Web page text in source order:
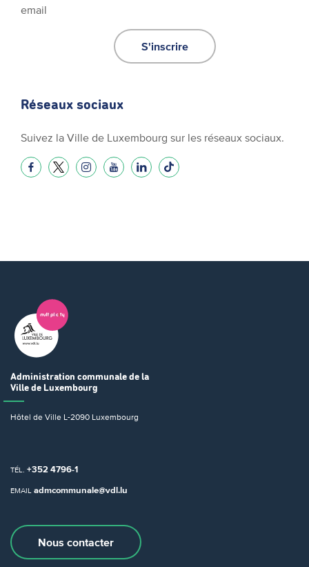
email
S'inscrire
Réseaux sociaux
Suivez la Ville de Luxembourg sur les réseaux sociaux.
Administration communale de la
Ville de Luxembourg
Hôtel de Ville L-2090 Luxembourg
TÉL. +352 4796-1
EMAIL admcommunale@vdl.lu
Nous contacter